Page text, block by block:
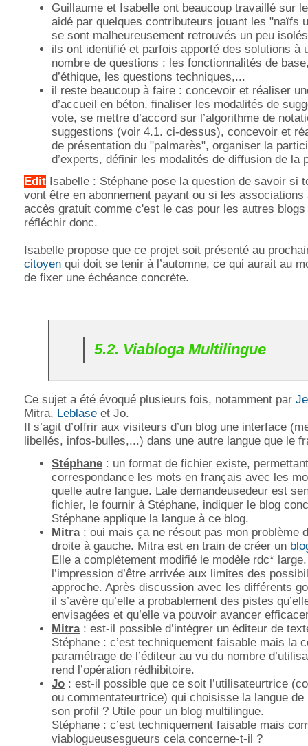
Guillaume et Isabelle ont beaucoup travaillé sur
aidé par quelques contributeurs jouant les "naïfs
se sont malheureusement retrouvés un peu
ils ont identifié et parfois apporté des solutions à
nombre de questions : les fonctionnalités de
d’éthique, les questions techniques,...
il reste beaucoup à faire : concevoir et réaliser
d’accueil en béton, finaliser les modalités de
vote, se mettre d’accord sur l’algorithme de
suggestions (voir 4.1. ci-dessus), concevoir et
de présentation du "palmarès", organiser la
d’experts, définir les modalités de diffusion de la
Edit Isabelle : Stéphane pose la question de savoir si
vont être en abonnement payant ou si les associations
accès gratuit comme c'est le cas pour les autres blogs
réfléchir donc.
Isabelle propose que ce projet soit présenté au
citoyen qui doit se tenir à l’automne, ce qui aurait au
de fixer une échéance concrète.
5.2. Viabloga Multilingue
Ce sujet a été évoqué plusieurs fois, notamment par
Mitra, Leblase et Jo.
Il s’agit d’offrir aux visiteurs d’un blog une interface
libellés, infos-bulles,...) dans une autre langue que le
Stéphane : un format de fichier existe,
correspondance les mots en français avec les
quelle autre langue. Lale demandeusedeur est
fichier, le fournir à Stéphane, indiquer le blog
Stéphane applique la langue à ce blog.
Mitra: oui mais ça ne résout pas mon problème
droite à gauche. Mitra est en train de créer un
Elle a complètement modifié le modèle rdc*
l’impression d’être arrivée aux limites des
approche. Après discussion avec les différents
il s’avère qu’elle a probablement des pistes
envisagées et qu’elle va pouvoir avancer
Mitra: est-il possible d’intégrer un éditeur de
Stéphane : c’est techniquement faisable mais la
paramétrage de l’éditeur au vu du nombre
rend l’opération rédhibitoire.
Jo : est-il possible que ce soit l’utilisateurtrice
ou commentateurtrice) qui choisisse la langue de
son profil ? Utile pour un blog multilingue.
Stéphane : c’est techniquement faisable mais
viablogueusesgueurs cela concerne-t-il ?